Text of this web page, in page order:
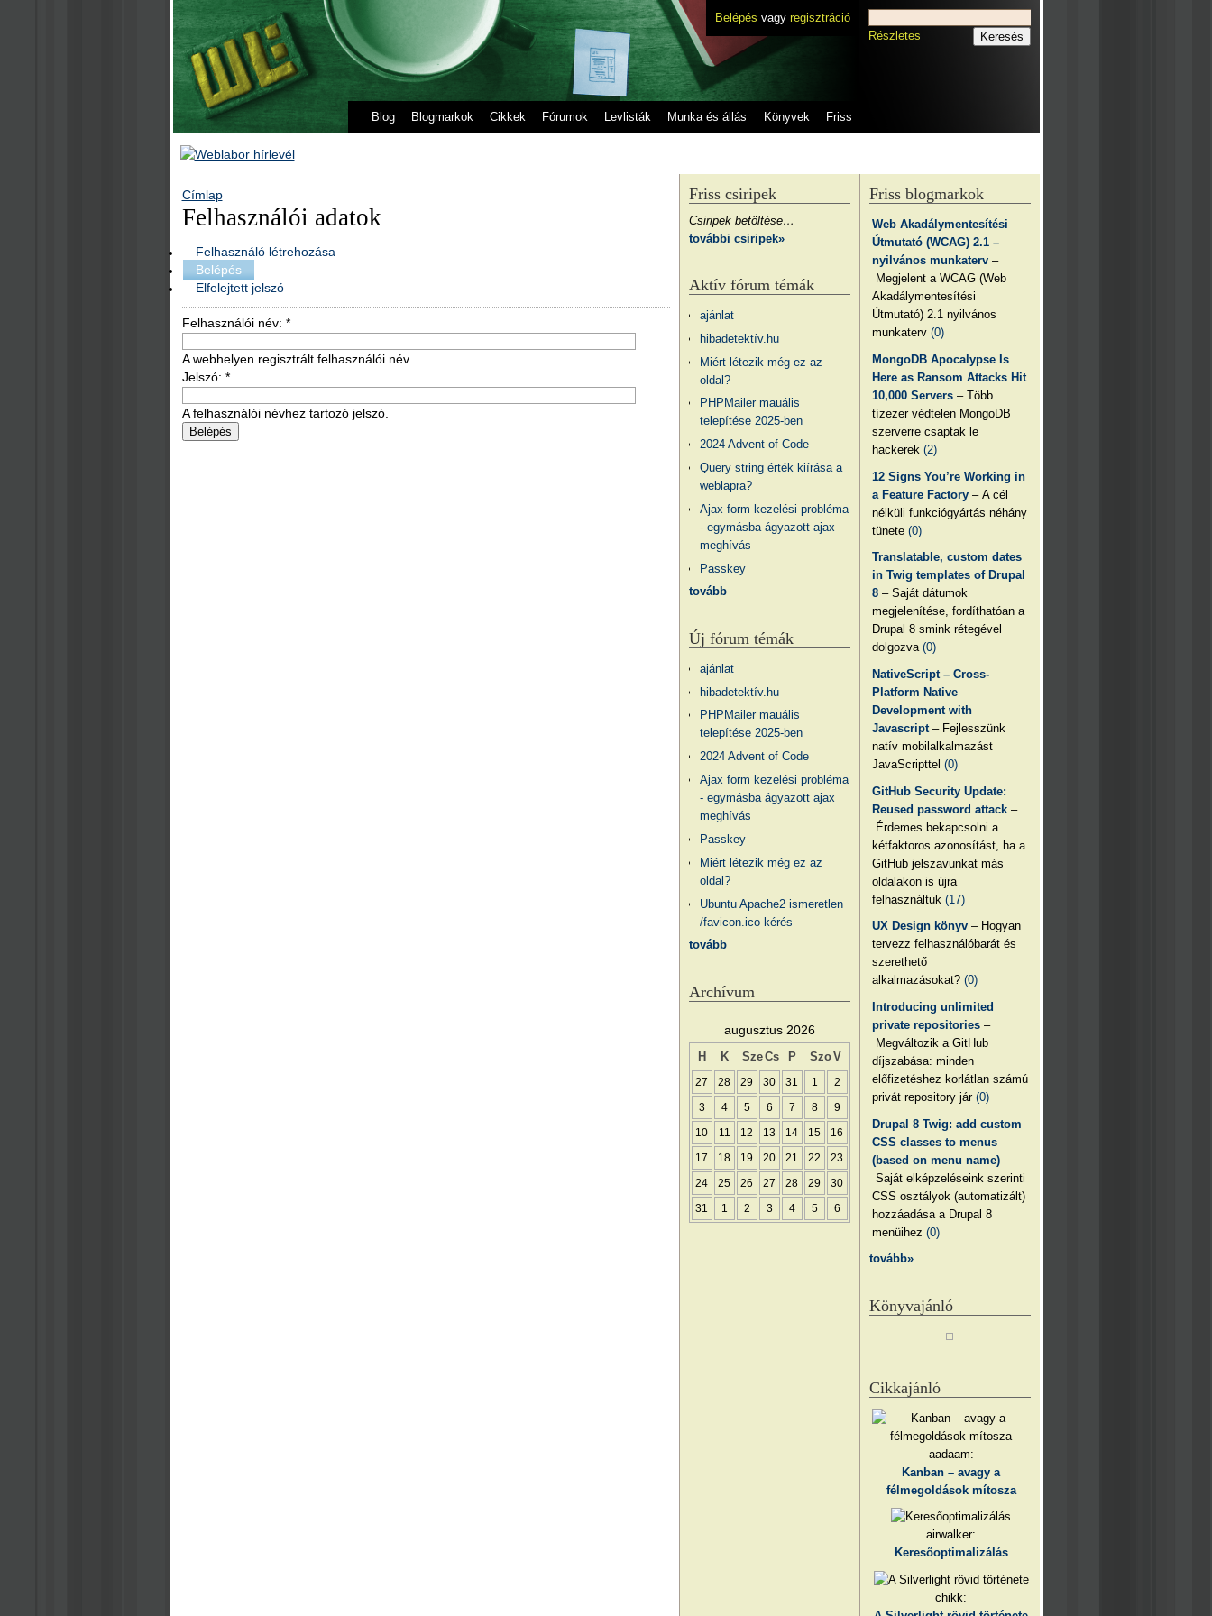
Belépés vagy regisztráció
Blog Blogmarkok Cikkek Fórumok Levlisták Munka és állás Könyvek Friss
Részletes
Címlap
Felhasználói adatok
Felhasználó létrehozása
Belépés
Elfelejtett jelszó
Felhasználói név: *
A webhelyen regisztrált felhasználói név.
Jelszó: *
A felhasználói névhez tartozó jelszó.
Friss blogmarkok
Web Akadálymentesítési
Útmutató (WCAG) 2.1 –
nyilvános munkaterv –
Megjelent a WCAG (Web
Akadálymentesítési
Útmutató) 2.1 nyilvános
munkaterv(0)
MongoDB Apocalypse Is
Here as Ransom Attacks Hit
10,000 Servers – Több
tízezer védtelen MongoDB
szerverre csaptak le
hackerek(2)
12 Signs You’re Working in
a Feature Factory – A cél
nélküli funkciógyártás néhány
tünete(0)
Translatable, custom dates
in Twig templates of Drupal
8 – Saját dátumok
megjelenítése, fordíthatóan a
Drupal 8 smink rétegével
dolgozva(0)
NativeScript – Cross-
Platform Native
Development with
Javascript – Fejlesszünk
natív mobilalkalmazást
JavaScripttel(0)
GitHub Security Update:
Reused password attack –
Érdemes bekapcsolni a
kétfaktoros azonosítást, ha a
GitHub jelszavunkat más
oldalakon is újra
felhasználtuk(17)
UX Design könyv – Hogyan
tervezz felhasználóbarát és
szerethető
alkalmazásokat?(0)
Introducing unlimited
private repositories –
Megváltozik a GitHub
díjszabása: minden
előfizetéshez korlátlan számú
privát repository jár(0)
Drupal 8 Twig: add custom
CSS classes to menus
(based on menu name) –
Saját elképzeléseink szerinti
CSS osztályok (automatizált)
hozzáadása a Drupal 8
menüihez(0)
tovább»
Könyvajánló
Cikkajánló
aadaam:
Kanban – avagy a
félmegoldások mítosza
airwalker:
Keresőoptimalizálás
chikk:
Friss csiripek
Csiripek betöltése…
további csiripek»
Aktív fórum témák
ajánlat
hibadetektív.hu
Miért létezik még ez az
oldal?
PHPMailer mauális
telepítése 2025-ben
2024 Advent of Code
Query string érték kiírása a
weblapra?
Ajax form kezelési probléma
- egymásba ágyazott ajax
meghívás
Passkey
tovább
Új fórum témák
ajánlat
hibadetektív.hu
PHPMailer mauális
telepítése 2025-ben
2024 Advent of Code
Ajax form kezelési probléma
- egymásba ágyazott ajax
meghívás
Passkey
Miért létezik még ez az
oldal?
Ubuntu Apache2 ismeretlen
/favicon.ico kérés
tovább
Archívum
augusztus 2026
H K SzeCs P SzoV
27 28 29 30 31 1 2
3 4 5 6 7 8 9
10 11 12 13 14 15 16
17 18 19 20 21 22 23
24 25 26 27 28 29 30
31 1 2 3 4 5 6